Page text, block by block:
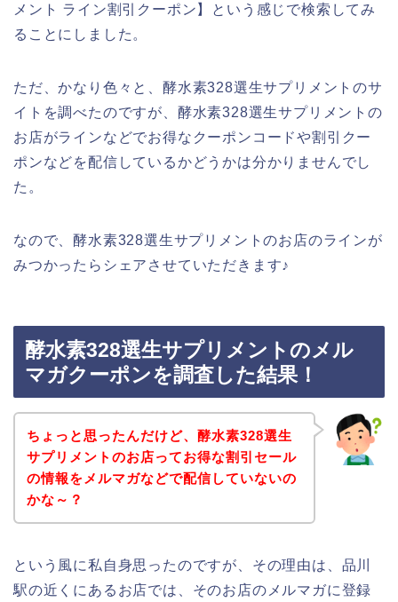
メント ライン割引クーポン】という感じで検索してみ
ることにしました。
ただ、かなり色々と、酵水素328選生サプリメントのサ
イトを調べたのですが、酵水素328選生サプリメントの
お店がラインなどでお得なクーポンコードや割引クー
ポンなどを配信しているかどうかは分かりませんでし
た。
なので、酵水素328選生サプリメントのお店のラインが
みつかったらシェアさせていただきます♪
酵水素328選生サプリメントのメル
マガクーポンを調査した結果！
ちょっと思ったんだけど、酵水素328選生
サプリメントのお店ってお得な割引セール
の情報をメルマガなどで配信していないの
かな～？
という風に私自身思ったのですが、その理由は、品川
駅の近くにあるお店では、そのお店のメルマガに登録